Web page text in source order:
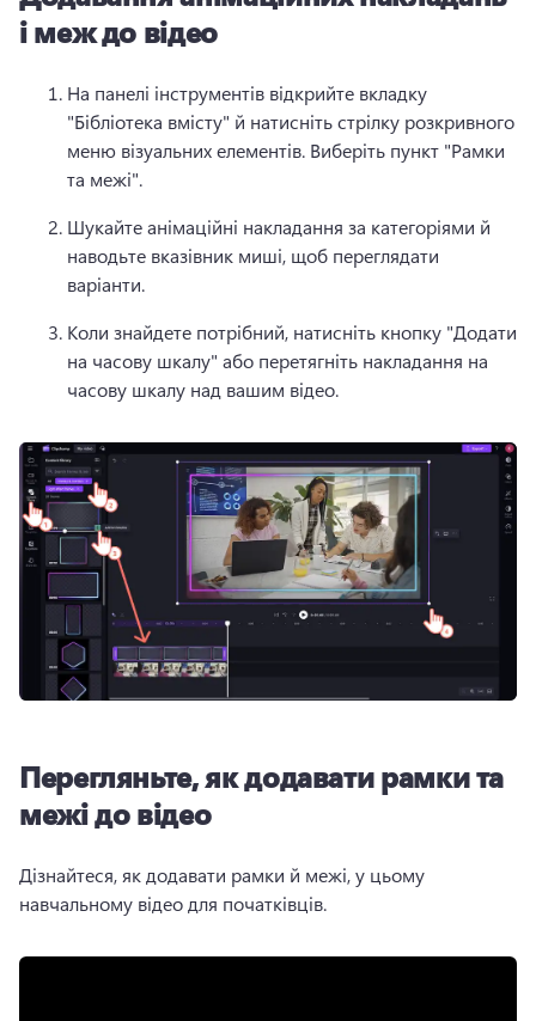
і меж до відео
На панелі інструментів відкрийте вкладку
"Бібліотека вмісту" й натисніть стрілку розкривного
меню візуальних елементів. Виберіть пункт "Рамки
та межі".
Шукайте анімаційні накладання за категоріями й
наводьте вказівник миші, щоб переглядати
варіанти.
Коли знайдете потрібний, натисніть кнопку "Додати
на часову шкалу" або перетягніть накладання на
часову шкалу над вашим відео.
Перегляньте, як додавати рамки та
межі до відео
Дізнайтеся, як додавати рамки й межі, у цьому
навчальному відео для початківців.